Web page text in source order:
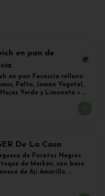
en pan de
en pan Focaccia relleno
Palta, Jamón Vegetal,
Verde y Limoneta +
De La Casa
de Porotos Negros
de Merkén, con base
de Ají Amarillo,